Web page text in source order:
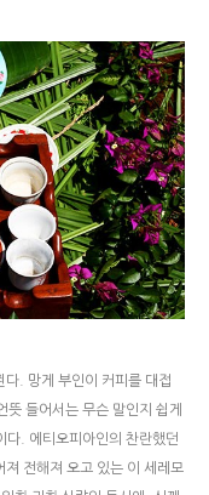
다. 망게 부인이 커피를 대접
들어서는 무슨 말인지 쉽게
다. 에티오피아인의 찬란했던
전해져 오고 있는 이 세레모